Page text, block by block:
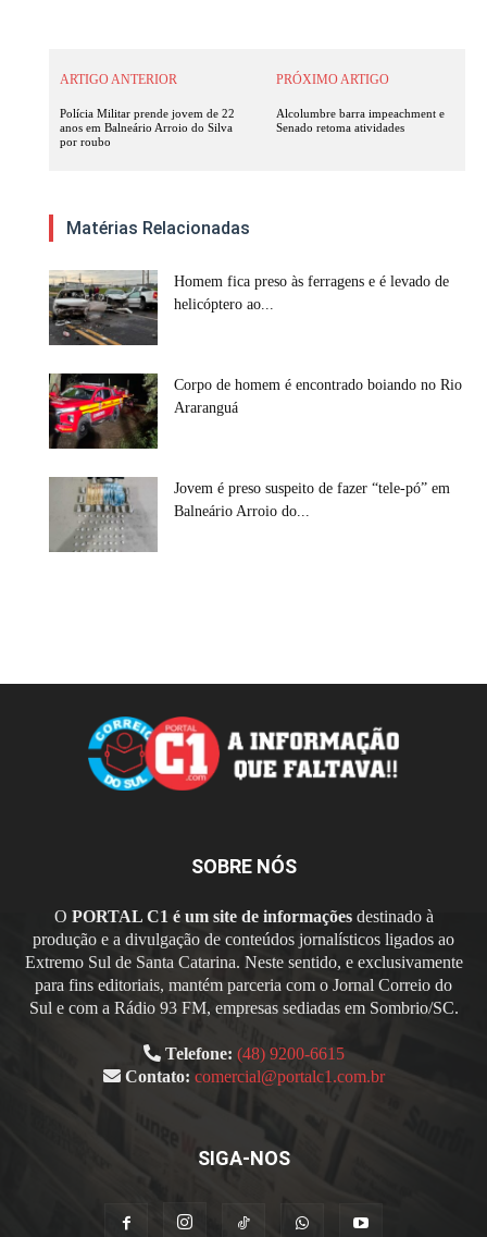
ARTIGO ANTERIOR
Polícia Militar prende jovem de 22
anos em Balneário Arroio do Silva
por roubo
PRÓXIMO ARTIGO
Alcolumbre barra impeachment e
Senado retoma atividades
Matérias Relacionadas
Homem fica preso às ferragens e é levado de
helicóptero ao...
Corpo de homem é encontrado boiando no Rio
Araranguá
Jovem é preso suspeito de fazer “tele-pó” em
Balneário Arroio do...
SOBRE NÓS
O PORTAL C1 é um site de informaçõesdestinado à
produção e a divulgação de conteúdos jornalísticos ligados ao
Extremo Sul de Santa Catarina. Neste sentido, e exclusivamente
para fins editoriais, mantém parceria com o Jornal Correio do
Sul e com a Rádio 93 FM, empresas sediadas em Sombrio/SC.
Telefone: (48) 9200-6615
Contato: comercial@portalc1.com.br
SIGA-NOS